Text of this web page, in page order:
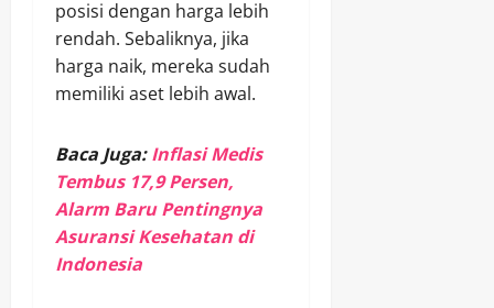
posisi dengan harga lebih
rendah. Sebaliknya, jika
harga naik, mereka sudah
memiliki aset lebih awal.
Baca Juga:Inflasi Medis
Tembus 17,9 Persen,
Alarm Baru Pentingnya
Asuransi Kesehatan di
Indonesia